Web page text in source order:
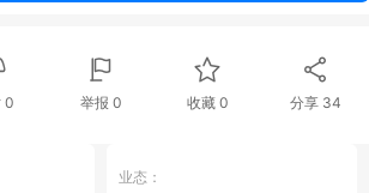
0 举报 0 收藏 0 分享 34
业态：